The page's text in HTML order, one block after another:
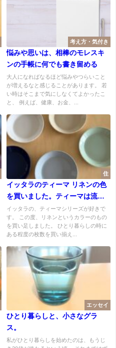
考え方・気付き
悩みや思いは、相棒のモレスキ
ンの手帳に何でも書き留める
大人になればなるほど悩みやつらいこと
が増えるなと感じることがあります。 若
い時はそこまで気にしなくてよかったこ
と、 例えば、健康、お金、...
住
イッタラのティーマ リネンの色
を買いました。ティーマは流行
関係なく日常的に使えるお皿で
す
イッタラの、ティーマシリーズが好きで
す。 この度、リネンというカラーのもの
を買い足しました。 ひとり暮らしの時に
ある程度の枚数を買い揃え...
エッセイ
ひとり暮らしと、小さなグラ
ス。
私がひとり暮らしを始めたのは、もうじ